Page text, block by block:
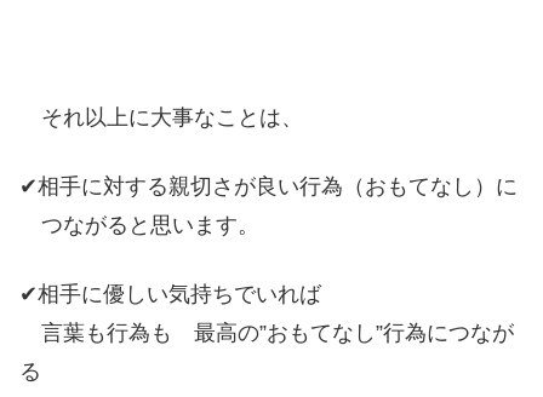
それ以上に大事なことは、
✔相手に対する親切さが良い行為（おもてなし）に
つながると思います。
✔相手に優しい気持ちでいれば
言葉も行為も 最高の”おもてなし”行為につなが
る